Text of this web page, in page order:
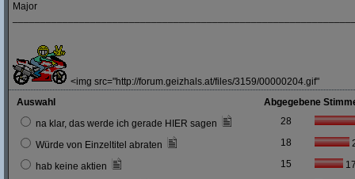
Major
<img src="http://forum.geizhals.at/files/3159/00000204.gif"
Auswahl
Abgegebene
na klar, das werde ich gerade HIER sagen
28
Würde von Einzeltitel abraten 18
hab keine aktien 15